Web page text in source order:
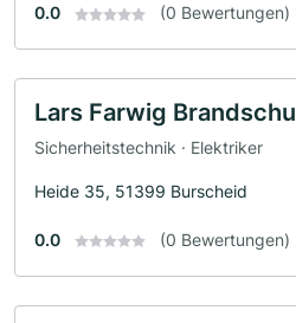
0.0 (0 Bewertungen)
Lars Farwig
Sicherheitstechnik · Elektriker
Heide 35, 51399 Burscheid
0.0 (0 Bewertungen)